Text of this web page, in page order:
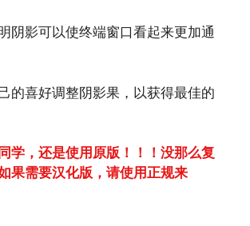
阴影可以使终端窗口看起来更加通
的喜好调整阴影果，以获得最佳的
学，还是使用原版！！！没那么复
果需要汉化版，请使用正规来